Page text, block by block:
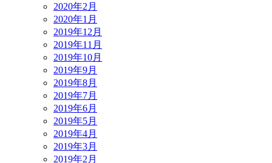
2020年2月
2020年1月
2019年12月
2019年11月
2019年10月
2019年9月
2019年8月
2019年7月
2019年6月
2019年5月
2019年4月
2019年3月
2019年2月